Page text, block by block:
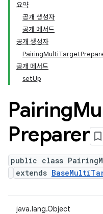
요약
공개 생성자
공개 메서드
공개 생성자
공개 메서드
setUp
Pairing
Preparer
public class
extends
java.lang.Object